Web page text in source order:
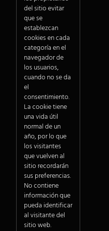
del sitio evitar
que se
establezcan
cookies en cada
categoría en el
navegador de
los usuarios,
cuando no se da
el
consentimiento.
La cookie tiene
una vida útil
normal de un
año, por lo que
los visitantes
que vuelven al
sitio recordarán
sus preferencias.
No contiene
información que
pueda identificar
al visitante del
sitio web.